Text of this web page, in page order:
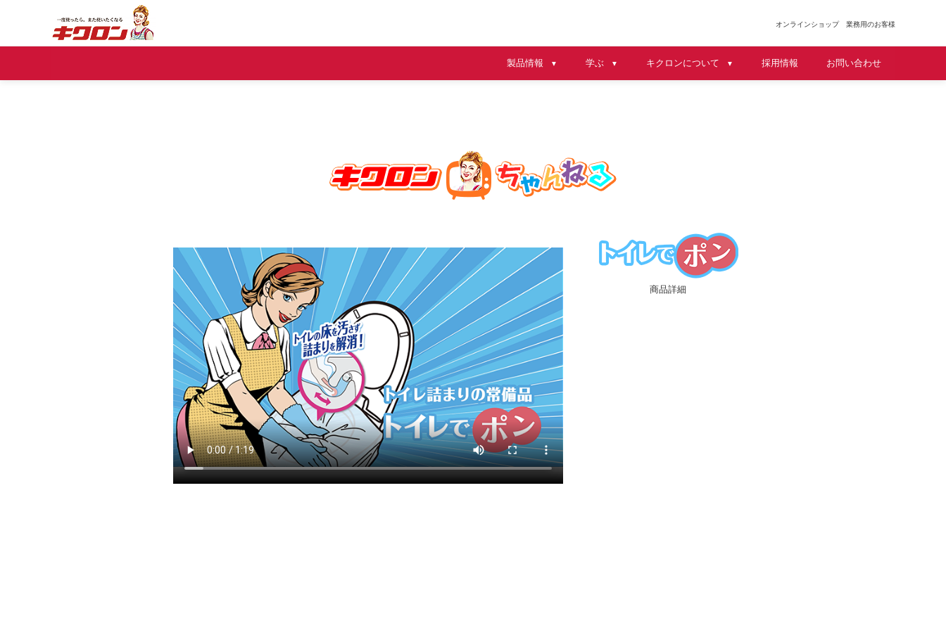
オンラインショップ 業務用のお客様
製品情報 ▼ 学ぶ ▼ キクロンについて ▼ 採用情報 お問い合わせ
商品詳細